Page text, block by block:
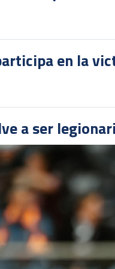
en la
a ser